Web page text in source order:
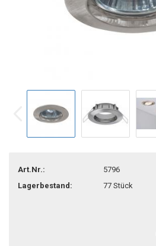
Art.Nr.:
5796
Lagerbestand:
77Stück